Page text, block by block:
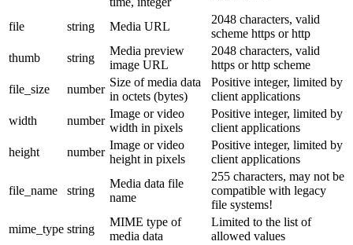
file string Media URL
2048 characters, valid
scheme https or http
thumb
string
Media preview
image URL
2048 characters, valid
https or http scheme
file_size
number
Size of media data
in octets (bytes)
Positive integer, limited by
client applications
width
number
Image or video
width in pixels
Positive integer, limited by
client applications
height
number
Image or video
height in pixels
Positive integer, limited by
client applications
file_name string
Media data file
name
255 characters, may not be
compatible with legacy
file systems!
mime_type string
MIME type of
media data
Limited to the list of
allowed values